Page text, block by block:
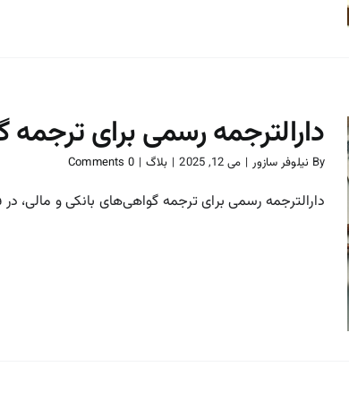
دارالترجمه رسمی برای ترجمه
دارالترجمه رسمی برای
By نیلوفر سازور | می 12, 2025 | بلاگ |
0 Comments
دارالترجمه رسمی برای ترجمه گواهی‌های بانکی و مالی، در